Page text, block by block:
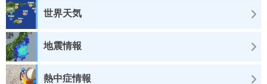
世界天気
地震情報
熱中症情報